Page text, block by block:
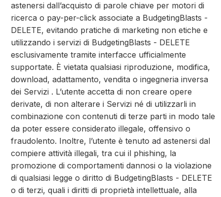
astenersi dall’acquisto di parole chiave per motori di
ricerca o pay-per-click associate a BudgetingBlasts -
DELETE, evitando pratiche di marketing non etiche e
utilizzando i servizi di BudgetingBlasts - DELETE
esclusivamente tramite interfacce ufficialmente
supportate. È vietata qualsiasi riproduzione, modifica,
download, adattamento, vendita o ingegneria inversa
dei Servizi . L’utente accetta di non creare opere
derivate, di non alterare i Servizi né di utilizzarli in
combinazione con contenuti di terze parti in modo tale
da poter essere considerato illegale, offensivo o
fraudolento. Inoltre, l’utente è tenuto ad astenersi dal
compiere attività illegali, tra cui il phishing, la
promozione di comportamenti dannosi o la violazione
di qualsiasi legge o diritto di BudgetingBlasts - DELETE
o di terzi, quali i diritti di proprietà intellettuale, alla